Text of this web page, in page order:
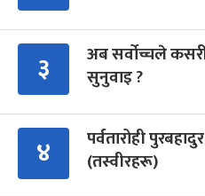
३
अब सर्वोच्चले
सुनुवाइ ?
४
पर्वतारोही
(तस्वीरहरू)